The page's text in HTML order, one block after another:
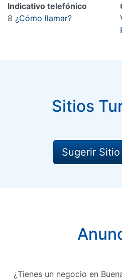
Indicativo telefónico
8 ¿Cómo llamar?
Sitios
Sugerir
¿Tienes un negocio en